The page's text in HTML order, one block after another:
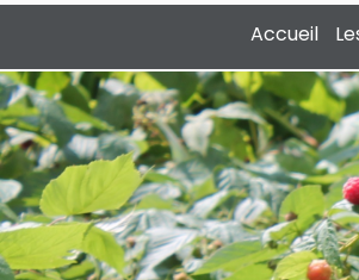
Accueil